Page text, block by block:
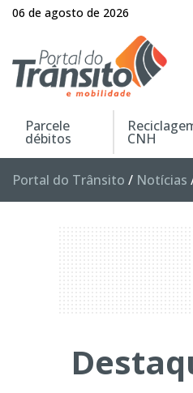
06 de agosto de 2026
Parcele
débitos CNH
Portal do Trânsito / Notícias